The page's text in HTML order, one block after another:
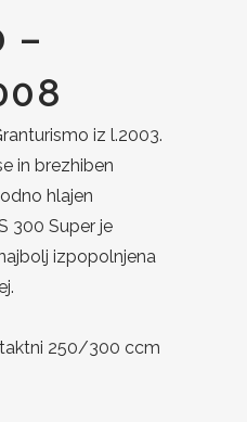
–
iz l.2003.
in brezhiben
hlajen
300 Super je
izpopolnjena
250/300 ccm